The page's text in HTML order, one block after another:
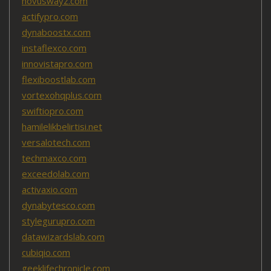
actifypro.com
dynaboostx.com
instaflexco.com
innovistapro.com
flexiboostlab.com
vortexohqplus.com
swiftiopro.com
hamilelikbelirtisi.net
versalotech.com
techmaxco.com
exceedolab.com
activaxio.com
dynabytesco.com
stylegurupro.com
datawizardslab.com
cubiqio.com
geeklifechronicle.com